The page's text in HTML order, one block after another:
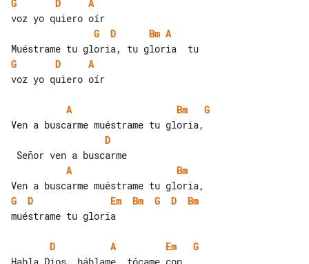
G D
A
G
D Bm A
G
D
A
voz yo quiero oír
A Bm
G
D
A
Bm
G
D Em Bm G D
Bm
muéstrame tu gloria
D A Em
G